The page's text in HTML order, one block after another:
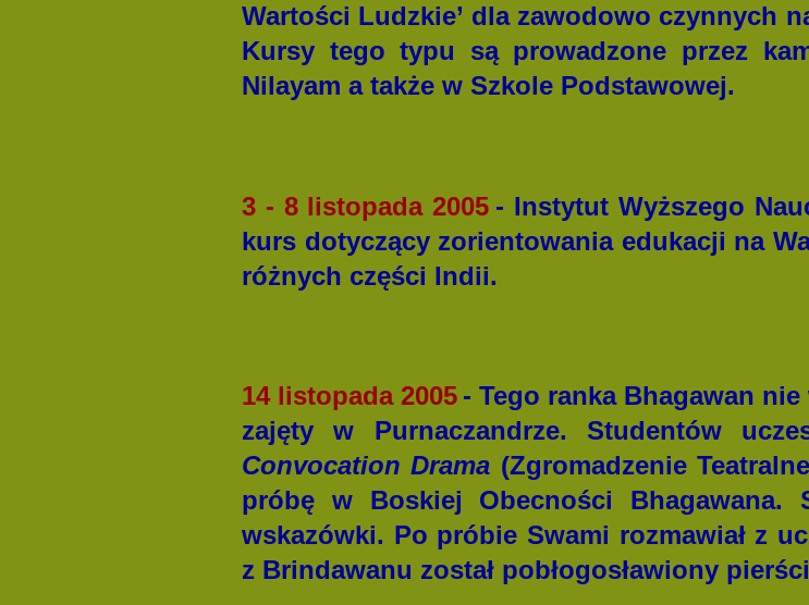
Wartości Ludzkie’ dla zawodowo czynnych
Kursy tego typu są prowadzone przez
Nilayam a także w Szkole Podstawowej.
3 - 8 listopada 2005 - Instytut Wyższego
kurs dotyczący zorientowania edukacji na
różnych części Indii.
14 listopada 2005 - Tego ranka Bhagawan
zajęty w Purnaczandrze. Studentów
Convocation Drama (Zgromadzenie
próbę w Boskiej Obecności Bhagawana.
wskazówki. Po próbie Swami rozmawiał z
z Brindawanu został pobłogosławiony